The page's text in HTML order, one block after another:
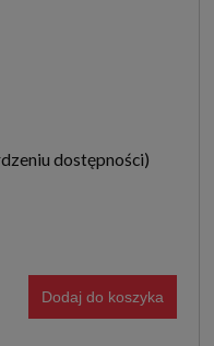
Dodaj do koszyka